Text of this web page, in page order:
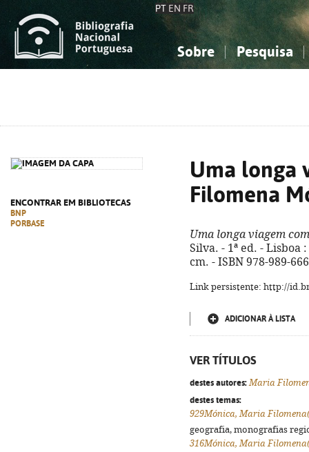
PT EN FR
Sobre Pesquisa
ENCONTRAR EM BIBLIOTECAS
BNP
PORBASE
Uma longa
Filomena
Uma longa viagem
Silva. - 1ª ed. - Lisboa
cm. - ISBN 978-989-
Link persistente: http://
ADICIONAR À LISTA
VER TÍTULOS
destes autores: Maria
destes temas:
929Mónica, Maria
geografia, monografias
316Mónica, Maria